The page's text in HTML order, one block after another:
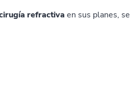
refractiva en sus planes,